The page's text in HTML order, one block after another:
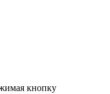
кнопку